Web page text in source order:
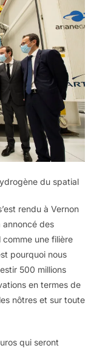
du spatial
rendu à Vernon
annoncé des
une filière
pourquoi nous
500 millions
en termes de
nôtres et sur toute
qui seront